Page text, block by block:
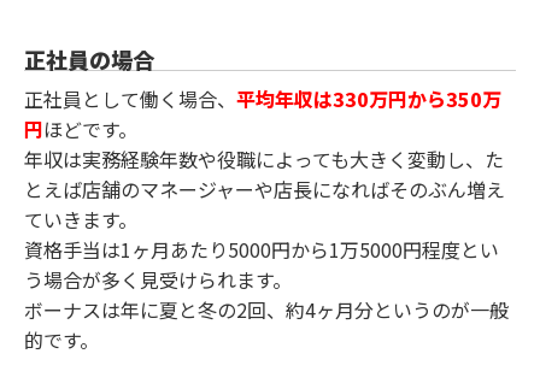
正社員の場合
正社員として働く場合、 平均年収は330万円から350万
円ほどです。
年収は実務経験年数や役職によっても大きく変動し、た
とえば店舗のマネージャーや店長になればそのぶん増え
ていきます。
資格手当は1ヶ月あたり5000円から1万5000円程度とい
う場合が多く見受けられます。
ボーナスは年に夏と冬の2回、約4ヶ月分というのが一般
的です。